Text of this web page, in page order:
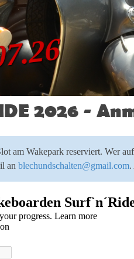
2026 -
am Wakepark reserviert. Wer
an blechundschalten@gmail.com.